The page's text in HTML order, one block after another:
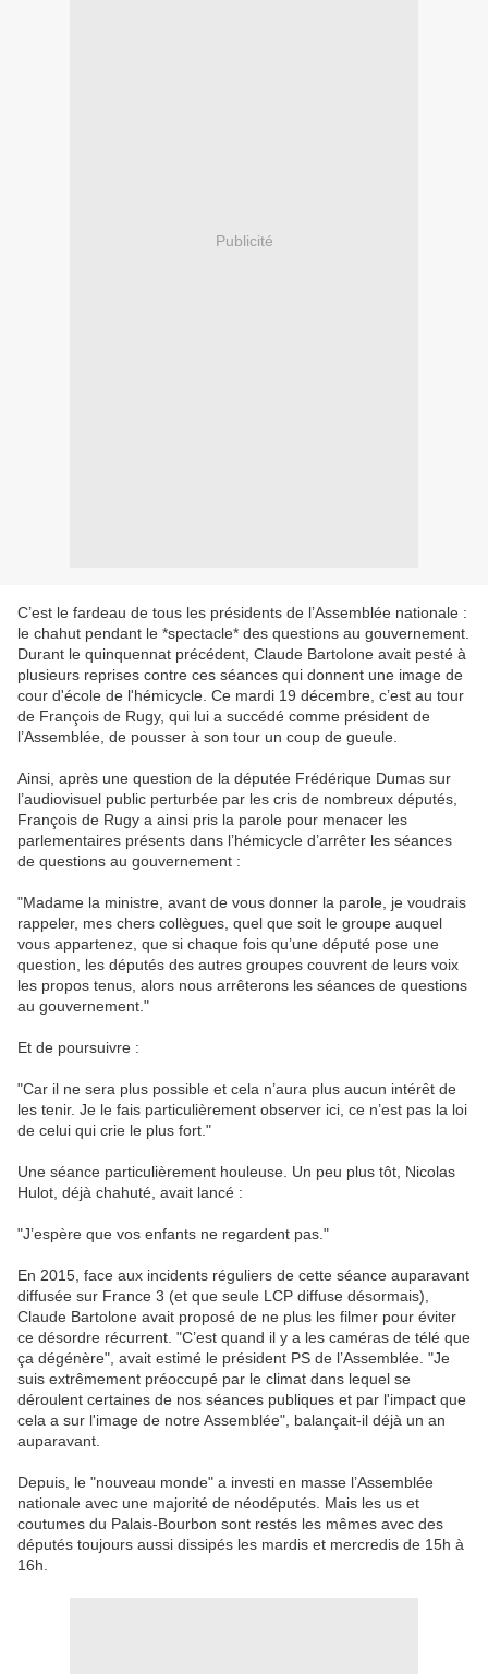
Publicité
C’est le fardeau de tous les présidents de l’Assemblée nationale :
le chahut pendant le *spectacle* des questions au gouvernement.
Durant le quinquennat précédent, Claude Bartolone avait pesté à
plusieurs reprises contre ces séances qui donnent une image de
cour d'école de l'hémicycle. Ce mardi 19 décembre, c’est au tour
de François de Rugy, qui lui a succédé comme président de
l’Assemblée, de pousser à son tour un coup de gueule.
Ainsi, après une question de la députée Frédérique Dumas sur
l’audiovisuel public perturbée par les cris de nombreux députés,
François de Rugy a ainsi pris la parole pour menacer les
parlementaires présents dans l’hémicycle d’arrêter les séances
de questions au gouvernement :
"Madame la ministre, avant de vous donner la parole, je voudrais
rappeler, mes chers collègues, quel que soit le groupe auquel
vous appartenez, que si chaque fois qu’une député pose une
question, les députés des autres groupes couvrent de leurs voix
les propos tenus, alors nous arrêterons les séances de questions
au gouvernement."
Et de poursuivre :
"Car il ne sera plus possible et cela n’aura plus aucun intérêt de
les tenir. Je le fais particulièrement observer ici, ce n’est pas la loi
de celui qui crie le plus fort."
Une séance particulièrement houleuse. Un peu plus tôt, Nicolas
Hulot, déjà chahuté, avait lancé :
"J’espère que vos enfants ne regardent pas."
En 2015, face aux incidents réguliers de cette séance auparavant
diffusée sur France 3 (et que seule LCP diffuse désormais),
Claude Bartolone avait proposé de ne plus les filmer pour éviter
ce désordre récurrent. "C’est quand il y a les caméras de télé que
ça dégénère", avait estimé le président PS de l’Assemblée. "Je
suis extrêmement préoccupé par le climat dans lequel se
déroulent certaines de nos séances publiques et par l'impact que
cela a sur l'image de notre Assemblée", balançait-il déjà un an
auparavant.
Depuis, le "nouveau monde" a investi en masse l’Assemblée
nationale avec une majorité de néodéputés. Mais les us et
coutumes du Palais-Bourbon sont restés les mêmes avec des
députés toujours aussi dissipés les mardis et mercredis de 15h à
16h.